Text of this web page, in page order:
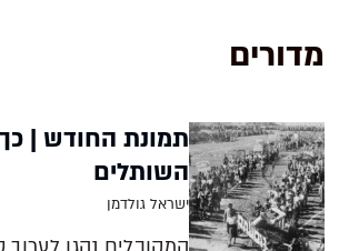
מדורים
תמונת החודש |
השותלים
ישראל גולדמן